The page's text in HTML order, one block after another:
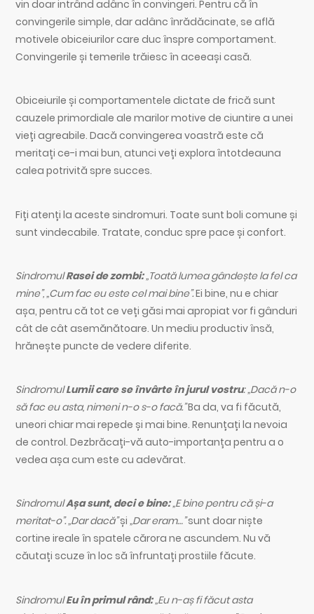
vin doar intrând adânc în convingeri. Pentru că în
convingerile simple, dar adânc înrădăcinate, se află
motivele obiceiurilor care duc înspre comportament.
Convingerile și temerile trăiesc în aceeași casă.
Obiceiurile și comportamentele dictate de frică sunt
cauzele primordiale ale marilor motive de ciuntire a unei
vieți agreabile. Dacă convingerea voastră este că
meritați ce-i mai bun, atunci veți explora întotdeauna
calea potrivită spre succes.
Fiți atenți la aceste sindromuri. Toate sunt boli comune și
sunt vindecabile. Tratate, conduc spre pace și confort.
SindromulRasei de zombi:„Toată lumea gândește la fel ca
mine”, „Cum fac eu este cel mai bine”.Ei bine, nu e chiar
așa, pentru că tot ce veți găsi mai apropiat vor fi gânduri
cât de cât asemănătoare. Un mediu productiv însă,
hrănește puncte de vedere diferite.
SindromulLumii care se învârte în jurul vostru: „Dacă n-o
să fac eu asta, nimeni n-o s-o facă.”Ba da, va fi făcută,
uneori chiar mai repede și mai bine. Renunțați la nevoia
de control. Dezbrăcați-vă auto-importanța pentru a o
vedea așa cum este cu adevărat.
SindromulAșa sunt, deci e bine:„E bine pentru că și-a
meritat-o”. „Dar dacă”și„Dar eram…”sunt doar niște
cortine ireale în spatele cărora ne ascundem. Nu vă
căutați scuze în loc să înfruntați prostiile făcute.
SindromulEu în primul rând:„Eu n-aș fi făcut asta